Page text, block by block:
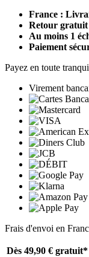
France :
Retour gratuit
Au moins 1
Paiement
Payez en toute
Virement
Frais d'envoi en
Dès 49,90 € gratuit*